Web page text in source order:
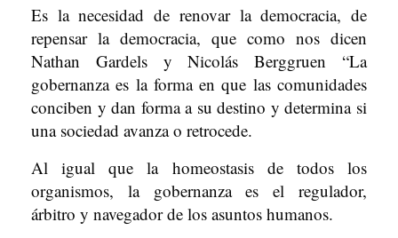
Es la necesidad de renovar la democracia, de
repensar la democracia, que como nos dicen
Nathan Gardels y Nicolás Berggruen “La
gobernanza es la forma en que las comunidades
conciben y dan forma a su destino y determina si
una sociedad avanza o retrocede.
Al igual que la homeostasis de todos los
organismos, la gobernanza es el regulador,
árbitro y navegador de los asuntos humanos.